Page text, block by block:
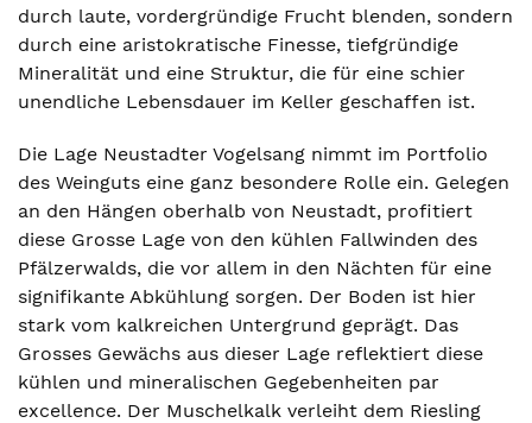
durch laute, vordergründige Frucht blenden, sondern
durch eine aristokratische Finesse, tiefgründige
Mineralität und eine Struktur, die für eine schier
unendliche Lebensdauer im Keller geschaffen ist.
Die Lage Neustadter Vogelsang nimmt im Portfolio
des Weinguts eine ganz besondere Rolle ein. Gelegen
an den Hängen oberhalb von Neustadt, profitiert
diese Grosse Lage von den kühlen Fallwinden des
Pfälzerwalds, die vor allem in den Nächten für eine
signifikante Abkühlung sorgen. Der Boden ist hier
stark vom kalkreichen Untergrund geprägt. Das
Grosses Gewächs aus dieser Lage reflektiert diese
kühlen und mineralischen Gegebenheiten par
excellence. Der Muschelkalk verleiht dem Riesling